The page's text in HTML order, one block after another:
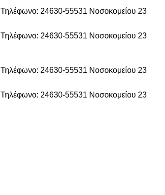
Τηλέφωνο: 24630-55531 Νοσοκομείου 23
Τηλέφωνο: 24630-55531 Νοσοκομείου 23
Τηλέφωνο: 24630-55531 Νοσοκομείου 23
Τηλέφωνο: 24630-55531 Νοσοκομείου 23